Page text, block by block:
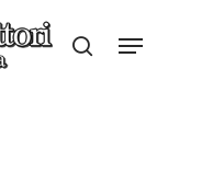
search
Menu